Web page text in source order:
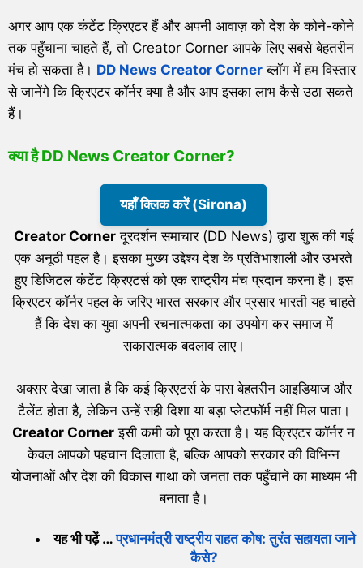
अगर आप एक कंटेंट क्रिएटर हैं और अपनी आवाज़ को देश के कोने-कोने
तक पहुँचाना चाहते हैं, तो Creator Corner आपके लिए सबसे बेहतरीन
मंच हो सकता है। DD News Creator Corner ब्लॉग में हम विस्तार
से जानेंगे कि क्रिएटर कॉर्नर क्या है और आप इसका लाभ कैसे उठा सकते
हैं।
क्या है DD News Creator Corner?
यहाँ क्लिक करें (Sirona)
Creator Cornerदूरदर्शन समाचार (DD News) द्वारा शुरू की गई
एक अनूठी पहल है। इसका मुख्य उद्देश्य देश के प्रतिभाशाली और उभरते
हुए डिजिटल कंटेंट क्रिएटर्स को एक राष्ट्रीय मंच प्रदान करना है। इस
क्रिएटर कॉर्नर पहल के जरिए भारत सरकार और प्रसार भारती यह चाहते
हैं कि देश का युवा अपनी रचनात्मकता का उपयोग कर समाज में
सकारात्मक बदलाव लाए।
अक्सर देखा जाता है कि कई क्रिएटर्स के पास बेहतरीन आइडियाज और
टैलेंट होता है, लेकिन उन्हें सही दिशा या बड़ा प्लेटफॉर्म नहीं मिल पाता।
Creator Corner इसी कमी को पूरा करता है। यह क्रिएटर कॉर्नर न
केवल आपको पहचान दिलाता है, बल्कि आपको सरकार की विभिन्न
योजनाओं और देश की विकास गाथा को जनता तक पहुँचाने का माध्यम भी
बनाता है।
यह भी पढ़ें …प्रधानमंत्री राष्ट्रीय राहत कोष: तुरंत सहायता जाने
कैसे?